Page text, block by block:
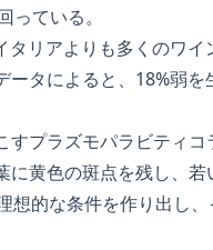
ている。
リアよりも多くのワ
タによると、18%弱を
プラズモパラビティコ
黄色の斑点を残し、若
的な条件を作り出し